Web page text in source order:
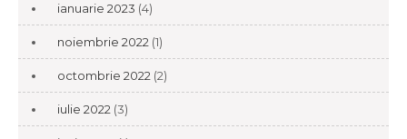
ianuarie 2023 (4)
noiembrie 2022 (1)
octombrie 2022 (2)
iulie 2022 (3)